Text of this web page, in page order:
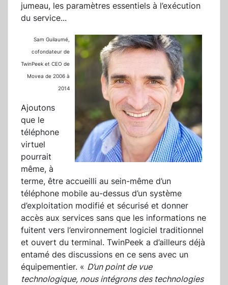
jumeau, les paramètres essentiels à l’exécution
du service...
Sam Guilaumé,
cofondateur de
TwinPeek et CEO de
Movea de 2006 à
2014
Ajoutons
que le
téléphone
virtuel
pourrait
même, à
terme, être accueilli au sein-même d’un
téléphone mobile au-dessus d’un système
d’exploitation modifié et sécurisé et donner
accès aux services sans que les informations ne
fuitent vers l’environnement logiciel traditionnel
et ouvert du terminal. TwinPeek a d’ailleurs déjà
entamé des discussions en ce sens avec un
équipementier. « D’un point de vue
technologique, nous intégrons des technologies